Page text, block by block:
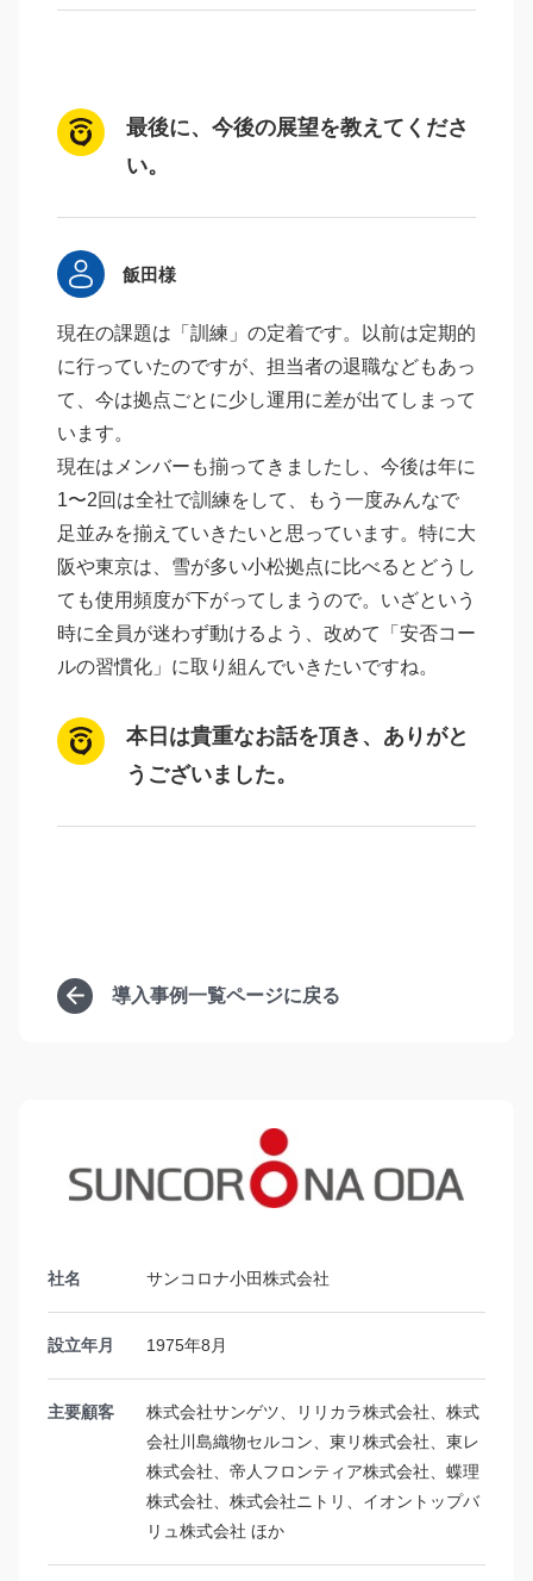
最後に、今後の展望を教えてくださ
い。
飯田様
現在の課題は「訓練」の定着です。以前は定期的
に行っていたのですが、担当者の退職などもあっ
て、今は拠点ごとに少し運用に差が出てしまって
います。
現在はメンバーも揃ってきましたし、今後は年に
1〜2回は全社で訓練をして、もう一度みんなで
足並みを揃えていきたいと思っています。特に大
阪や東京は、雪が多い小松拠点に比べるとどうし
ても使用頻度が下がってしまうので。いざという
時に全員が迷わず動けるよう、改めて「安否コー
ルの習慣化」に取り組んでいきたいですね。
本日は貴重なお話を頂き、ありがと
うございました。
導入事例一覧ページに戻る
社名 サンコロナ小田株式会社
設立年月 1975年8月
主要顧客
株式会社サンゲツ、リリカラ株式会社、株式
会社川島織物セルコン、東リ株式会社、東レ
株式会社、帝人フロンティア株式会社、蝶理
株式会社、株式会社ニトリ、イオントップバ
リュ株式会社 ほか